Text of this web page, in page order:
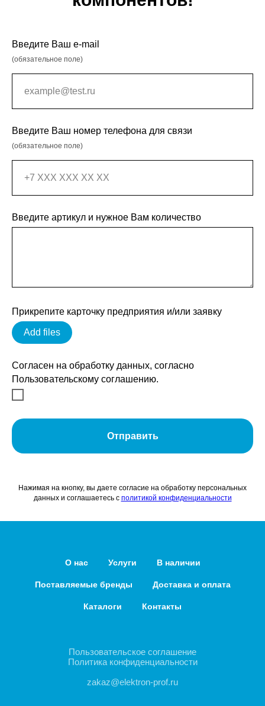
Введите Ваш e-mail
(обязательное поле)
Введите Ваш номер телефона для связи
(обязательное поле)
Введите артикул и нужное Вам количество
Прикрепите карточку предприятия и/или заявку
Add files
Согласен на обработку данных, согласно
Пользовательскому соглашению.
Отправить
Нажимая на кнопку, вы даете согласие на обработку персональных
данных и соглашаетесь c политикой конфиденциальности
О нас Услуги В наличии
Поставляемые бренды Доставка и оплата
Каталоги Контакты
Пользовательское соглашение
Политика конфиденциальности
zakaz@elektron-prof.ru